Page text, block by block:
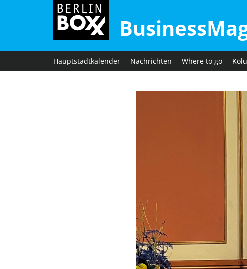
Hauptstadtkalender Nachrichten Where to go